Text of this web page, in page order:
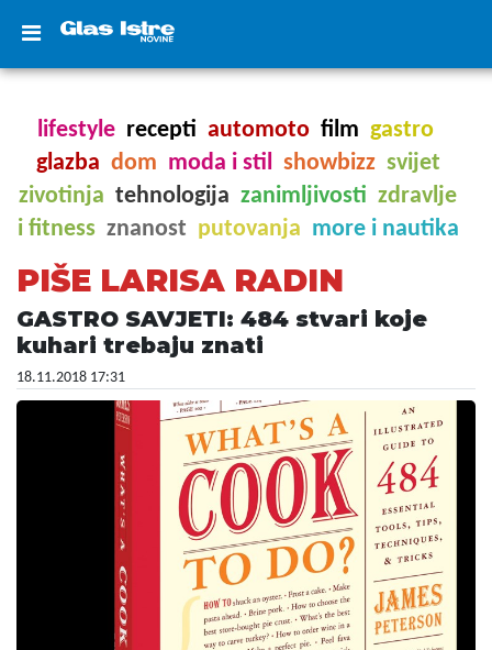
lifestyle recepti automoto film gastro
glazba dom moda i stil showbizz svijet
zivotinja tehnologija zanimljivosti zdravlje
i fitness znanost putovanja more i nautika
PIŠE LARISA RADIN
GASTRO SAVJETI: 484 stvari koje
kuhari trebaju znati
18.11.2018 17:31